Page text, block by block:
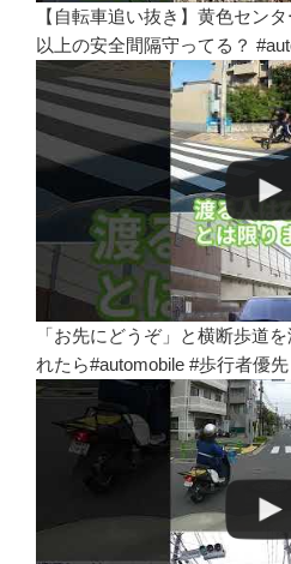
【自転車追い抜き】黄色セン
以上の安全間隔守ってる？
「お先にどうぞ」と横断歩道
れたら#automobile #歩行者優